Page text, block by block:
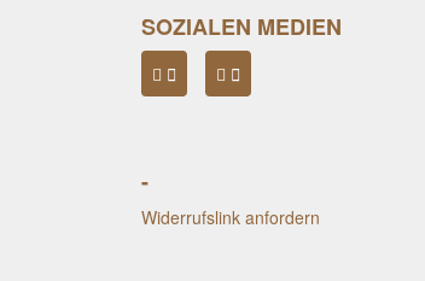
SOZIALEN MEDIEN
-
Widerrufslink anfordern